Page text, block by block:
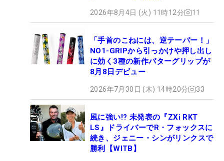
2026年8月4日 (火) 11時12分 11
「手首のこねには、逆テーパー！」
NO1-GRIPから引っかけや押し出し
に効く3種の新作パターグリップが
8月8日デビュー
2026年7月30日 (木) 14時20分 33
風に強い!? 未発表の『ZXi RKT
LS』ドライバーでR・フォックスに
続き、ジェニー・シンがリンクスで
勝利【WITB】